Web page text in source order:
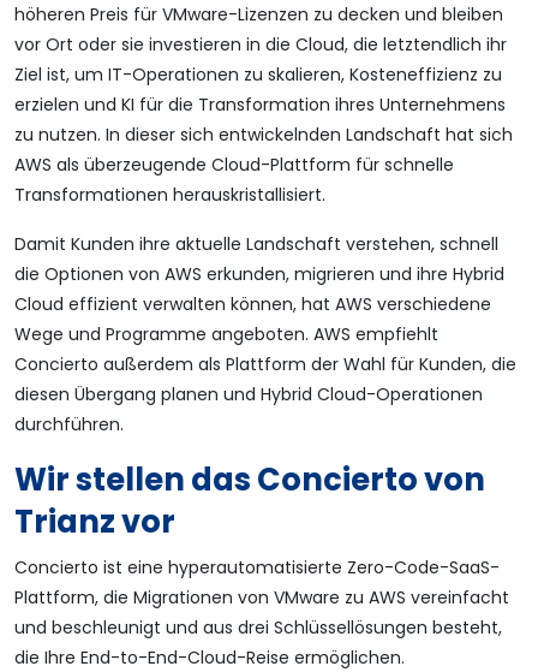
höheren Preis für VMware-Lizenzen zu decken und bleiben
vor Ort oder sie investieren in die Cloud, die letztendlich ihr
Ziel ist, um IT-Operationen zu skalieren, Kosteneffizienz zu
erzielen und KI für die Transformation ihres Unternehmens
zu nutzen. In dieser sich entwickelnden Landschaft hat sich
AWS als überzeugende Cloud-Plattform für schnelle
Transformationen herauskristallisiert.
Damit Kunden ihre aktuelle Landschaft verstehen, schnell
die Optionen von AWS erkunden, migrieren und ihre Hybrid
Cloud effizient verwalten können, hat AWS verschiedene
Wege und Programme angeboten. AWS empfiehlt
Concierto außerdem als Plattform der Wahl für Kunden, die
diesen Übergang planen und Hybrid Cloud-Operationen
durchführen.
Wir stellen das Concierto von
Trianz vor
Concierto ist eine hyperautomatisierte Zero-Code-SaaS-
Plattform, die Migrationen von VMware zu AWS vereinfacht
und beschleunigt und aus drei Schlüssellösungen besteht,
die Ihre End-to-End-Cloud-Reise ermöglichen.